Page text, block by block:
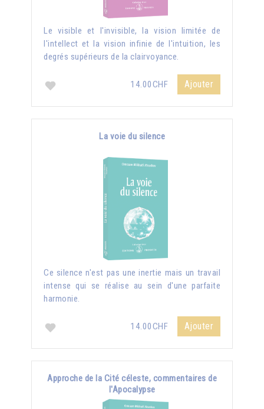
Le visible et l'invisible, la vision limitée de
l'intellect et la vision infinie de l'intuition, les
degrés supérieurs de la clairvoyance.
14.00CHF Ajouter
La voie du silence
Ce silence n'est pas une inertie mais un travail
intense qui se réalise au sein d'une parfaite
harmonie.
14.00CHF Ajouter
Approche de la Cité céleste, commentaires de
l'Apocalypse